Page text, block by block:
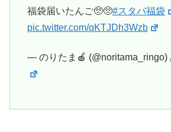
福袋届いたんご🥺🥺#スタバ福袋
pic.twitter.com/qKTJDh3Wzb
— のりたま🍎 (@noritama_ringo)